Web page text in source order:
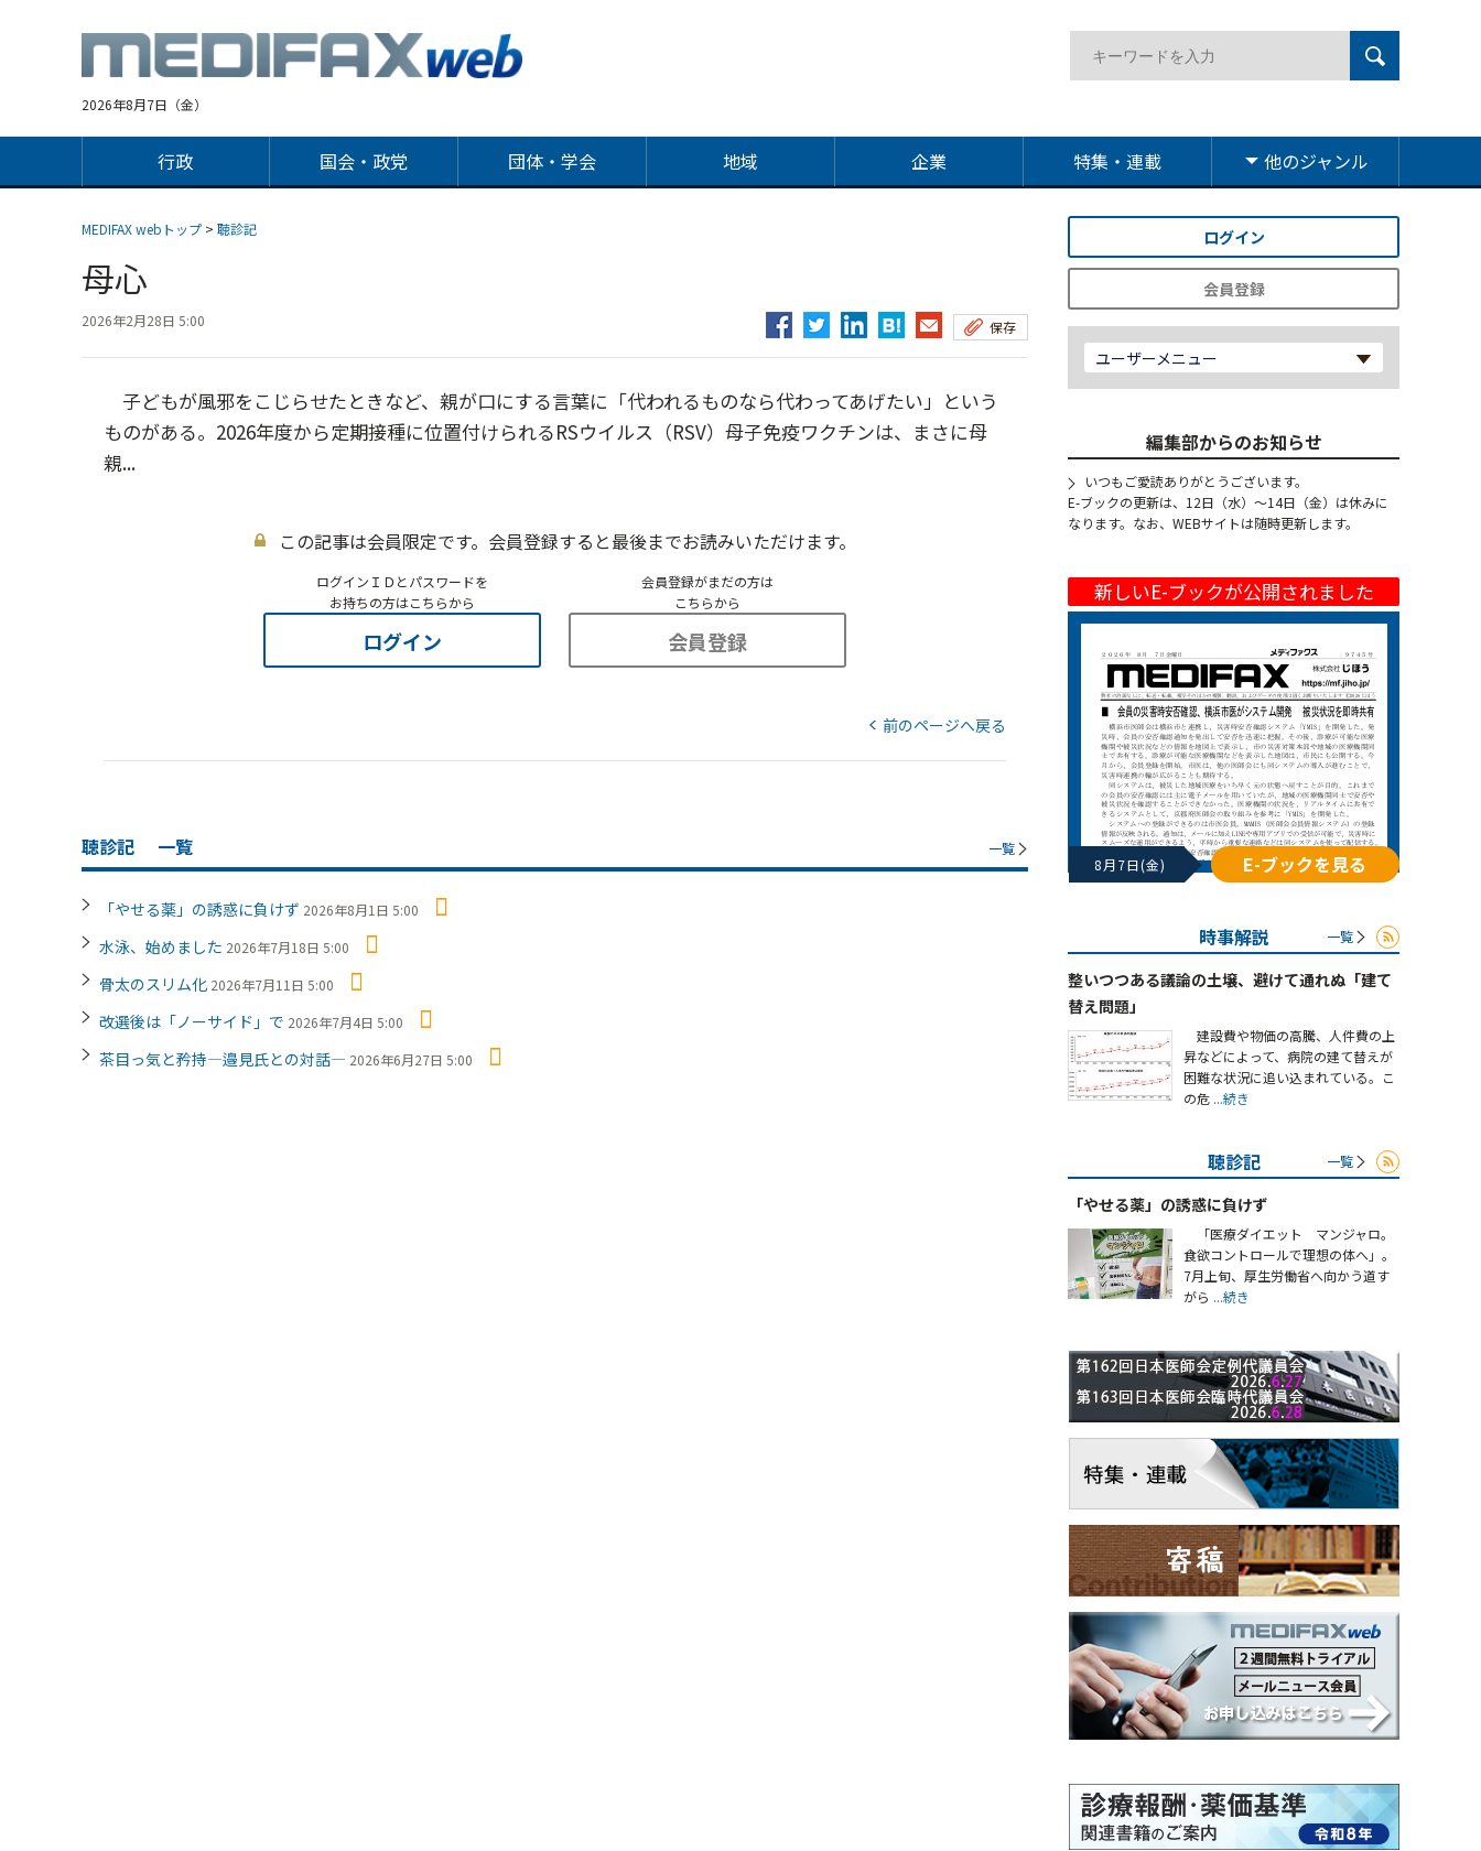
2026年8月7日（金）
行政 国会・政党 団体・学会 地域 企業 特集・連載 他のジャンル
MEDIFAX webトップ > 聴診記
母心
2026年2月28日 5:00 保存
子どもが風邪をこじらせたときなど、親が口にする言葉に「代われるものなら代わってあげたい」という
ものがある。2026年度から定期接種に位置付けられるRSウイルス（RSV）母子免疫ワクチンは、まさに母
親...
この記事は会員限定です。会員登録すると最後までお読みいただけます。
ログインＩＤとパスワードを
お持ちの方はこちらから
ログイン
会員登録がまだの方は
こちらから
会員登録
前のページへ戻る
聴診記 一覧 一覧
「やせる薬」の誘惑に負けず 2026年8月1日 5:00
水泳、始めました 2026年7月18日 5:00
骨太のスリム化 2026年7月11日 5:00
改選後は「ノーサイド」で 2026年7月4日 5:00
茶目っ気と矜持―邉見氏との対話― 2026年6月27日 5:00
ログイン
会員登録
ユーザーメニュー
編集部からのお知らせ
いつもご愛読ありがとうございます。
E-ブックの更新は、12日（水）～14日（金）は休みに
なります。なお、WEBサイトは随時更新します。
新しいE-ブックが公開されました
8月7日(金) E-ブックを見る
時事解説 一覧
整いつつある議論の土壌、避けて通れぬ「建て
替え問題」
建設費や物価の高騰、人件費の上
昇などによって、病院の建て替えが
困難な状況に追い込まれている。こ
の危 ...続き
聴診記 一覧
「やせる薬」の誘惑に負けず
「医療ダイエット マンジャロ。
食欲コントロールで理想の体へ」。
7月上旬、厚生労働省へ向かう道す
がら ...続き